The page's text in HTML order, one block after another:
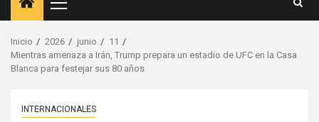
Menú
principal
Inicio 2026 junio
11
Mientras amenaza a Irán, Trump prepara un estadio de UFC en la Casa
Blanca para festejar sus 80 años
INTERNACIONALES